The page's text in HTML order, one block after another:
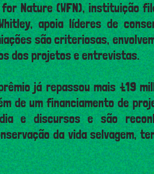
Nature (WFN), instituição
apoia líderes de
são criteriosas,
dos projetos e entrevistas.
já repassou mais £19
de um financiamento de
e discursos e são
da vida selvagem,